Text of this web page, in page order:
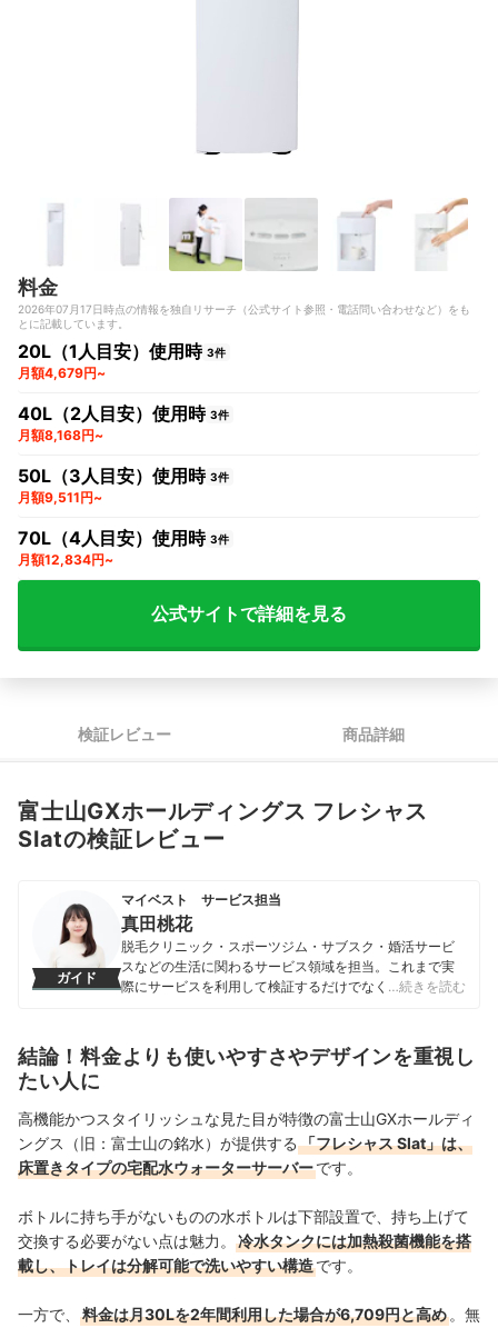
料金
2026年07月17日時点の情報を独自リサーチ（公式サイト参照・電話問い合わせなど）をも
とに記載しています。
20L（1人目安）使用時 3件
月額4,679円~
40L（2人目安）使用時 3件
月額8,168円~
50L（3人目安）使用時 3件
月額9,511円~
70L（4人目安）使用時 3件
月額12,834円~
公式サイトで詳細を見る
検証レビュー 商品詳細
富士山GXホールディングス フレシャス
Slatの検証レビュー
ガイド
マイベスト サービス担当
真田桃花
脱毛クリニック・スポーツジム・サブスク・婚活サービ
スなどの生活に関わるサービス領域を担当。これまで実
際にサービスを利用して検証するだけでなく、医師や婚
からこそ、徹底検証を通じて全ユーザーが選びやすい情
報を届ける」ことをモットーに活動している。
…続きを読む
結論！料金よりも使いやすさやデザインを重視し
たい人に
高機能かつスタイリッシュな見た目が特徴の富士山GXホールディ
ングス（旧：富士山の銘水）が提供する 「フレシャス Slat」は、
床置きタイプの宅配水ウォーターサーバーです。
ボトルに持ち手がないものの水ボトルは下部設置で、持ち上げて
交換する必要がない点は魅力。
冷水タンクには加熱殺菌機能を搭
載し、トレイは分解可能で洗いやすい構造です。
一方で、 料金は月30Lを2年間利用した場合が6,709円と高め 。無